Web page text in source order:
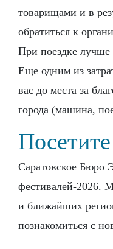
товарищами и в
обратиться к
При поездке лучше
Еще одним из
вас до места за
города (машина,
Саратовское Бюро
фестивалей-2026.
и ближайших
познакомиться с